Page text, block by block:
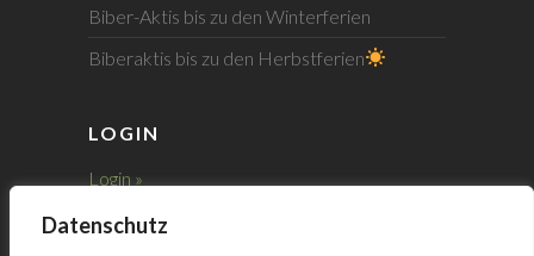
Datenschutz
Biber-Aktis bis zu den Winterferien
Biberaktis bis zu den Herbstferien
LOGIN
Login »
Registrieren »